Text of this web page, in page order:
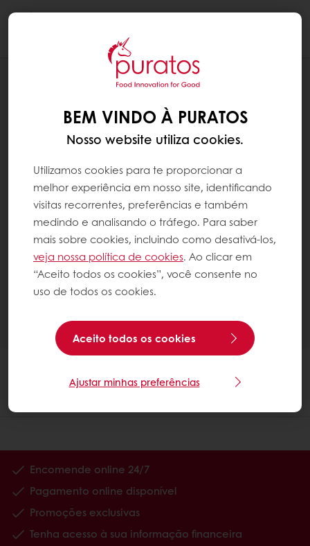
PANIFICAÇÃO
APLICAÇÕES
BEM VINDO À PURATOS
Nosso website utiliza cookies.
Utilizamos cookies para te proporcionar a
melhor experiência em nosso site, identificando
visitas recorrentes, preferências e também
medindo e analisando o tráfego. Para saber
mais sobre cookies, incluindo como desativá-los,
veja nossa política de cookies. Ao clicar em
“Aceito todos os cookies”, você consente no
uso de todos os cookies.
Aceito todos os cookies
Ajustar minhas preferências
Encomende online 24/7
Pagamento online disponível
Promoções exclusivas
Tenha acesso à sua informação financeira